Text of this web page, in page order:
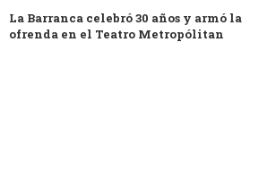
La Barranca celebró 30 años y armó la
ofrenda en el Teatro Metropólitan